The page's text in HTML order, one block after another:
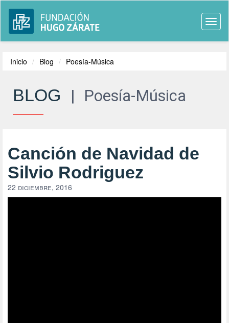
Inicio Blog Poesía-Música
BLOG | Poesía-Música
Canción de Navidad de
Silvio Rodriguez
22 diciembre, 2016